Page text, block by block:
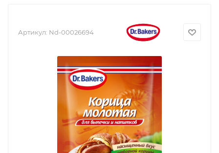
Артикул: Nd-00026694